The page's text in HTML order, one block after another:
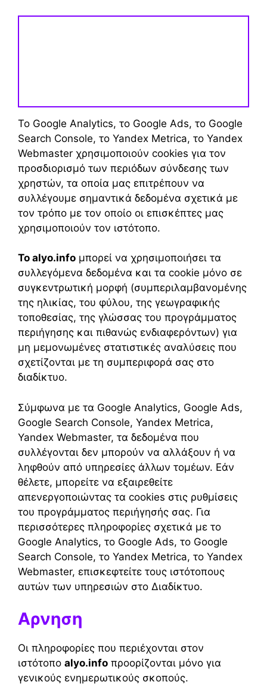
Το Google Analytics, το Google Ads, το Google
Search Console, το Yandex Metrica, το Yandex
Webmaster χρησιμοποιούν cookies για τον
προσδιορισμό των περιόδων σύνδεσης των
χρηστών, τα οποία μας επιτρέπουν να
συλλέγουμε σημαντικά δεδομένα σχετικά με
τον τρόπο με τον οποίο οι επισκέπτες μας
χρησιμοποιούν τον ιστότοπο.
Το alyo.info μπορεί να χρησιμοποιήσει τα
συλλεγόμενα δεδομένα και τα cookie μόνο σε
συγκεντρωτική μορφή (συμπεριλαμβανομένης
της ηλικίας, του φύλου, της γεωγραφικής
τοποθεσίας, της γλώσσας του προγράμματος
περιήγησης και πιθανώς ενδιαφερόντων) για
μη μεμονωμένες στατιστικές αναλύσεις που
σχετίζονται με τη συμπεριφορά σας στο
διαδίκτυο.
Σύμφωνα με τα Google Analytics, Google Ads,
Google Search Console, Yandex Metrica,
Yandex Webmaster, τα δεδομένα που
συλλέγονται δεν μπορούν να αλλάξουν ή να
ληφθούν από υπηρεσίες άλλων τομέων. Εάν
θέλετε, μπορείτε να εξαιρεθείτε
απενεργοποιώντας τα cookies στις ρυθμίσεις
του προγράμματος περιήγησής σας. Για
περισσότερες πληροφορίες σχετικά με το
Google Analytics, το Google Ads, το Google
Search Console, το Yandex Metrica, το Yandex
Webmaster, επισκεφτείτε τους ιστότοπους
αυτών των υπηρεσιών στο Διαδίκτυο.
Αρνηση
Οι πληροφορίες που περιέχονται στον
ιστότοπο alyo.info προορίζονται μόνο για
γενικούς ενημερωτικούς σκοπούς.